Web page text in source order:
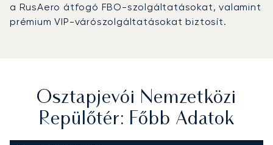
a RusAero átfogó FBO-szolgáltatásokat, valamint
prémium VIP-várószolgáltatásokat biztosít.
Osztapjevói Nemzetközi
Repülőtér: Főbb Adatok